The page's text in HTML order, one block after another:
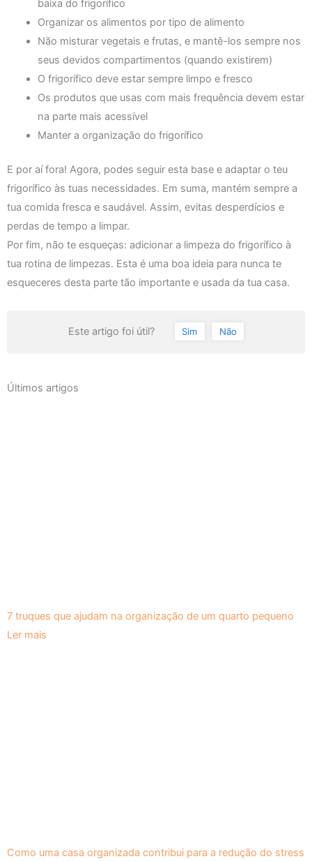
baixa do frigorífico
Organizar os alimentos por tipo de alimento
Não misturar vegetais e frutas, e mantê-los sempre nos
seus devidos compartimentos (quando existirem)
O frigorífico deve estar sempre limpo e fresco
Os produtos que usas com mais frequência devem estar
na parte mais acessível
Manter a organização do frigorífico
E por aí fora! Agora, podes seguir esta base e adaptar o teu
frigorífico às tuas necessidades. Em suma, mantém sempre a
tua comida fresca e saudável. Assim, evitas desperdícios e
perdas de tempo a limpar.
Por fim, não te esqueças: adicionar a limpeza do frigorífico à
tua rotina de limpezas. Esta é uma boa ideia para nunca te
esqueceres desta parte tão importante e usada da tua casa.
Este artigo foi útil? Sim Não
Últimos artigos
7 truques que ajudam na organização de um quarto pequeno
Ler mais
Como uma casa organizada contribui para a redução do stress